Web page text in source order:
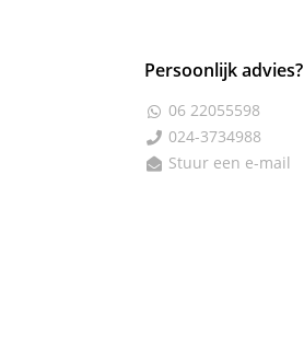
Persoonlijk advies?
 06 22055598
 024-3734988
 Stuur een e-mail